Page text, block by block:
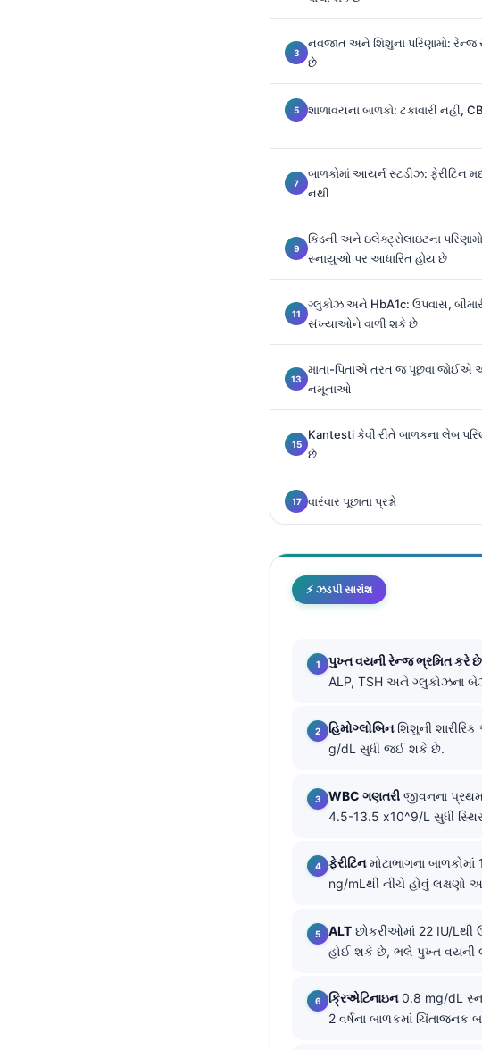
નવજાત અને શિશુના પરિણામો: રેન્જ
છે
શાળાવયના બાળકો: ટકાવારી નહીં,
બાળકોમાં આયર્ન સ્ટડીઝ: ફેરીટિન
નથી
કિડની અને ઇલેક્ટ્રોલાઇટના
સ્નાયુઓ પર આધારિત હોય છે
ગ્લુકોઝ અને HbA1c: ઉપવાસ,
સંખ્યાઓને વાળી શકે છે
માતા-પિતાએ તરત જ પૂછવા જોઈએ
નમૂનાઓ
Kantesti કેવી રીતે બાળકના લેબ
છે
વારંવાર પૂછાતા પ્રશ્નો
⚡ ઝડપી સારાંશ
પુખ્ત વયની રેન્જ ભ્રમિત કરે છે
ALP, TSH અને ગ્લુકોઝના
હિમોગ્લોબિનશિશુની
g/dL સુધી જઈ શકે છે.
WBC ગણતરી જીવનના
4.5-13.5 x10^9/L સુધી
ફેરીટિનમોટાભાગના
ng/mLથી નીચે હોવું લક્ષણો
ALT છોકરીઓમાં 22 IU/Lથી
હોઈ શકે છે, ભલે પુખ્ત વયની
ક્રિએટિનાઇન0.8 mg/dL
2 વર્ષના બાળકમાં ચિંતાજનક